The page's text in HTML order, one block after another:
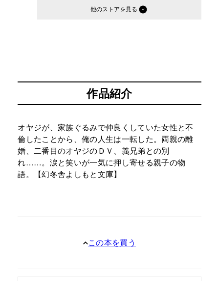
他のストア
作品紹介
オヤジが、家族ぐるみで仲良くしていた女性と不
倫したことから、俺の人生は一転した。両親の離
婚、二番目のオヤジのＤＶ、義兄弟との別
れ……。涙と笑いが一気に押し寄せる親子の物
語。【幻冬舎よしもと文庫】
この本を買う